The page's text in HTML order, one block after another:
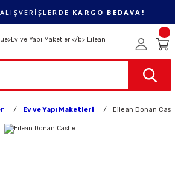
KARGO BEDAVA!
Ev ve Yapı Maketleri Eilean Donan